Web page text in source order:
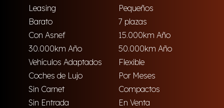
Leasing
Pequeños
Barato
7 plazas
Con Asnef
15.000km Año
30.000km Año
50.000km Año
Vehículos Adaptados
Flexible
Coches de Lujo
Por Meses
Sin Carnet
Compactos
Sin Entrada
En Venta